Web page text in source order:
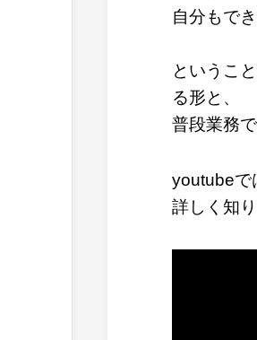
自分もで
というこ
る形と、
普段業務
youtubeで
詳しく知